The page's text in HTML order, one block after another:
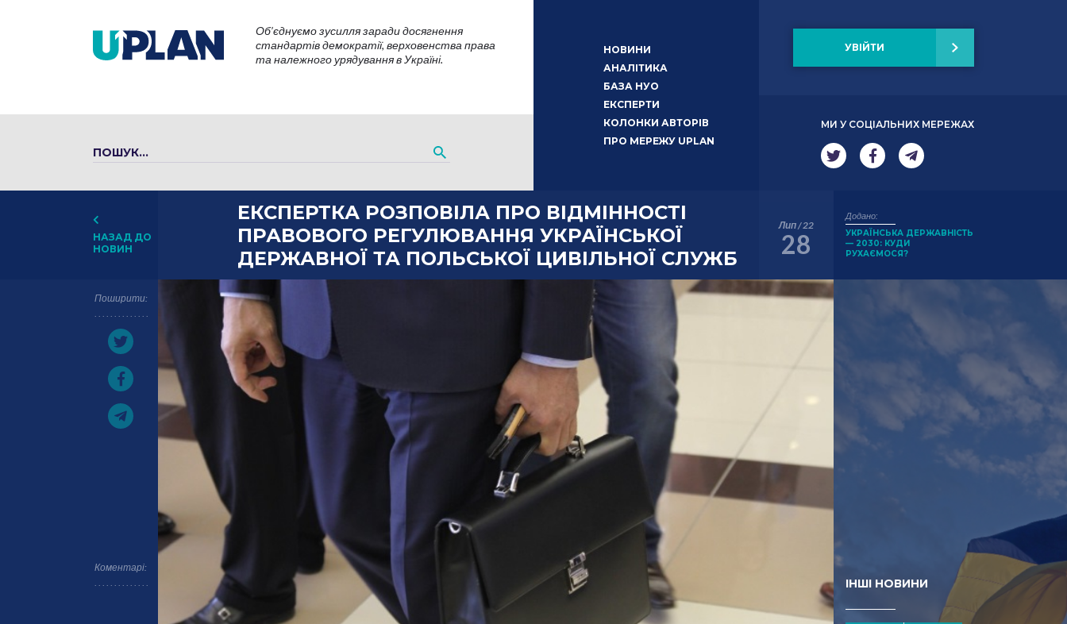
Об’єднуємо зусилля заради досягнення
стандартів демократії, верховенства права
та належного урядування в Україні.
НОВИНИ
АНАЛІТИКА
БАЗА НУО
ЕКСПЕРТИ
КОЛОНКИ АВТОРІВ
ПРО МЕРЕЖУ UPLAN
УВІЙТИ
МИ У СОЦІАЛЬНИХ МЕРЕЖАХ
НАЗАД ДО
НОВИН
Поширити:
Коментарі:
ЕКСПЕРТКА РОЗПОВІЛА ПРО ВІДМІННОСТІ
ПРАВОВОГО РЕГУЛЮВАННЯ УКРАЇНСЬКОЇ
ДЕРЖАВНОЇ ТА ПОЛЬСЬКОЇ ЦИВІЛЬНОЇ СЛУЖБ
Лип / 22
28
Додано:
УКРАЇНСЬКА ДЕРЖАВНІСТЬ
— 2030: КУДИ
РУХАЄМОСЯ?
ІНШІ НОВИНИ